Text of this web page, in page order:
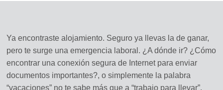
Ya encontraste alojamiento. Seguro ya llevas la de ganar,
pero te surge una emergencia laboral. ¿A dónde ir? ¿Cómo
encontrar una conexión segura de Internet para enviar
documentos importantes?, o simplemente la palabra
“vacaciones” no te sabe más que a “trabajo para llevar”.